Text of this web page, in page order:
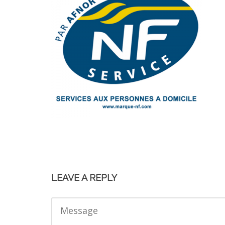
LEAVE A REPLY